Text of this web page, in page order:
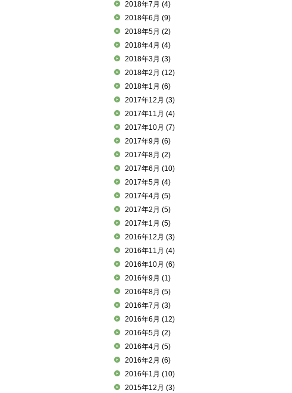
2018年7月 (4)
2018年6月 (9)
2018年5月 (2)
2018年4月 (4)
2018年3月 (3)
2018年2月 (12)
2018年1月 (6)
2017年12月 (3)
2017年11月 (4)
2017年10月 (7)
2017年9月 (6)
2017年8月 (2)
2017年6月 (10)
2017年5月 (4)
2017年4月 (5)
2017年2月 (5)
2017年1月 (5)
2016年12月 (3)
2016年11月 (4)
2016年10月 (6)
2016年9月 (1)
2016年8月 (5)
2016年7月 (3)
2016年6月 (12)
2016年5月 (2)
2016年4月 (5)
2016年2月 (6)
2016年1月 (10)
2015年12月 (3)